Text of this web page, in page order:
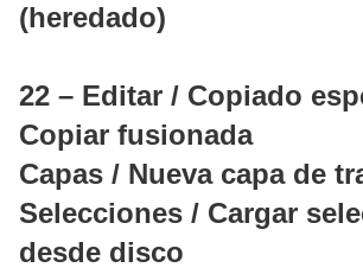
(heredado)
22 – Editar / Copiado
Copiar fusionada
Capas / Nueva capa de
Selecciones / Cargar
desde disco